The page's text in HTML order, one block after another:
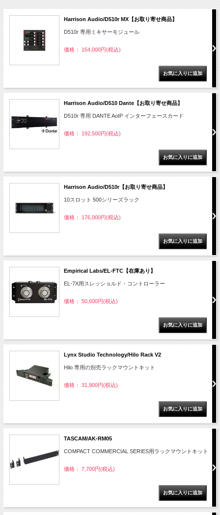
Harrison Audio/D510r MX【お取り寄せ商品】
D510r 専用ミキサーモジュール
価格： 154,000円(税込)
Harrison Audio/D510 Dante【お取り寄せ商品】
D510r 専用 DANTE AoIP インターフェースカード
価格： 192,500円(税込)
Harrison Audio/D510r【お取り寄せ商品】
10スロット 500シリーズラック
価格： 176,000円(税込)
Empirical Labs/EL-FTC【在庫あり】
EL-7X用スレッショルド・コントローラー
価格： 50,600円(税込)
Lynx Studio Technology/Hilo Rack V2
Hilo 専用の別売ラックマウントキット
価格： 31,900円(税込)
TASCAM/AK-RM05
COMPACT COMMERCIAL SERIES用ラックマウントキット
価格： 7,700円(税込)